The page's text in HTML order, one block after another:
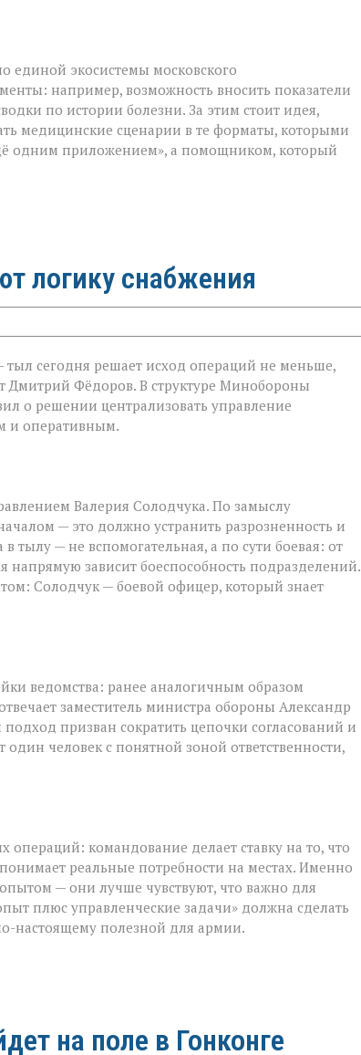
единой экосистемы московского
например, возможность вносить показатели
по истории болезни. За этим стоит идея,
медицинские сценарии в те форматы, которыми
одним приложением», а помощником, который
логику снабжения
тыл сегодня решает исход операций не меньше,
Дмитрий Фёдоров. В структуре Минобороны
о решении централизовать управление
и оперативным.
Валерия Солодчука. По замыслу
— это должно устранить разрозненность и
тылу — не вспомогательная, а по сути боевая: от
напрямую зависит боеспособность подразделений.
Солодчук — боевой офицер, который знает
ведомства: ранее аналогичным образом
заместитель министра обороны Александр
призван сократить цепочки согласований и
человек с понятной зоной ответственности,
командование делает ставку на то, что
реальные потребности на местах. Именно
— они лучше чувствуют, что важно для
плюс управленческие задачи» должна сделать
настоящему полезной для армии.
на поле в Гонконге